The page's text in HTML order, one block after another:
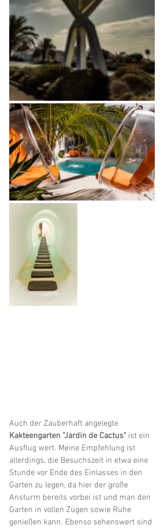
Auch der Zauberhaft angelegte
Kakteengarten "Jardin de Cactus" ist ein
Ausflug wert. Meine Empfehlung ist
allerdings, die Besuchszeit in etwa eine
Stunde vor Ende des Einlasses in den
Garten zu legen, da hier der große
Ansturm bereits vorbei ist und man den
Garten in vollen Zügen sowie Ruhe
genießen kann. Ebenso sehenswert sind